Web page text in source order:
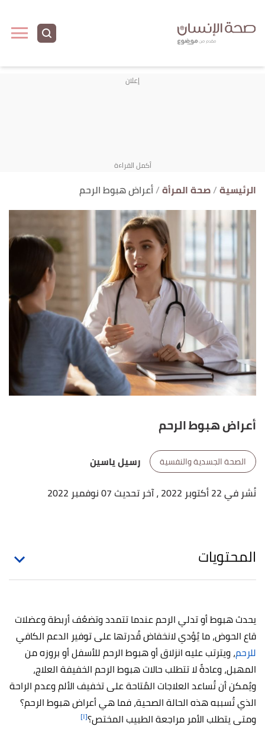
الرئيسية صحة المرأة أعراض هبوط الرحم
أعراض هبوط الرحم
الصحة الجسدية والنفسية
رسيل ياسين
نُشر في 22 أكتوبر 2022
، آخر تحديث 07 نوفمبر 2022
المحتويات
يحدث هبوط أو تدلي الرحم عندما تتمدد وتضعُف أربطة وعضلات
قاع الحوض، ما يُؤدي لانخفاض قُدرتها على توفير الدعم الكافي
للرحم، ويترتب عليه انزلاق أو هبوط الرحم للأسفل أو بروزه من
المهبل، وعادةً لا تتطلب حالات هبوط الرحم الخفيفة العلاج،
ويُمكن أن تُساعد العلاجات المُتاحة على تخفيف الألم وعدم الراحة
الذي تُسببه هذه الحالة الصحية، فما هي أعراض هبوط الرحم؟
ومتى يتطلب الأمر مراجعة الطبيب المختص؟[١]